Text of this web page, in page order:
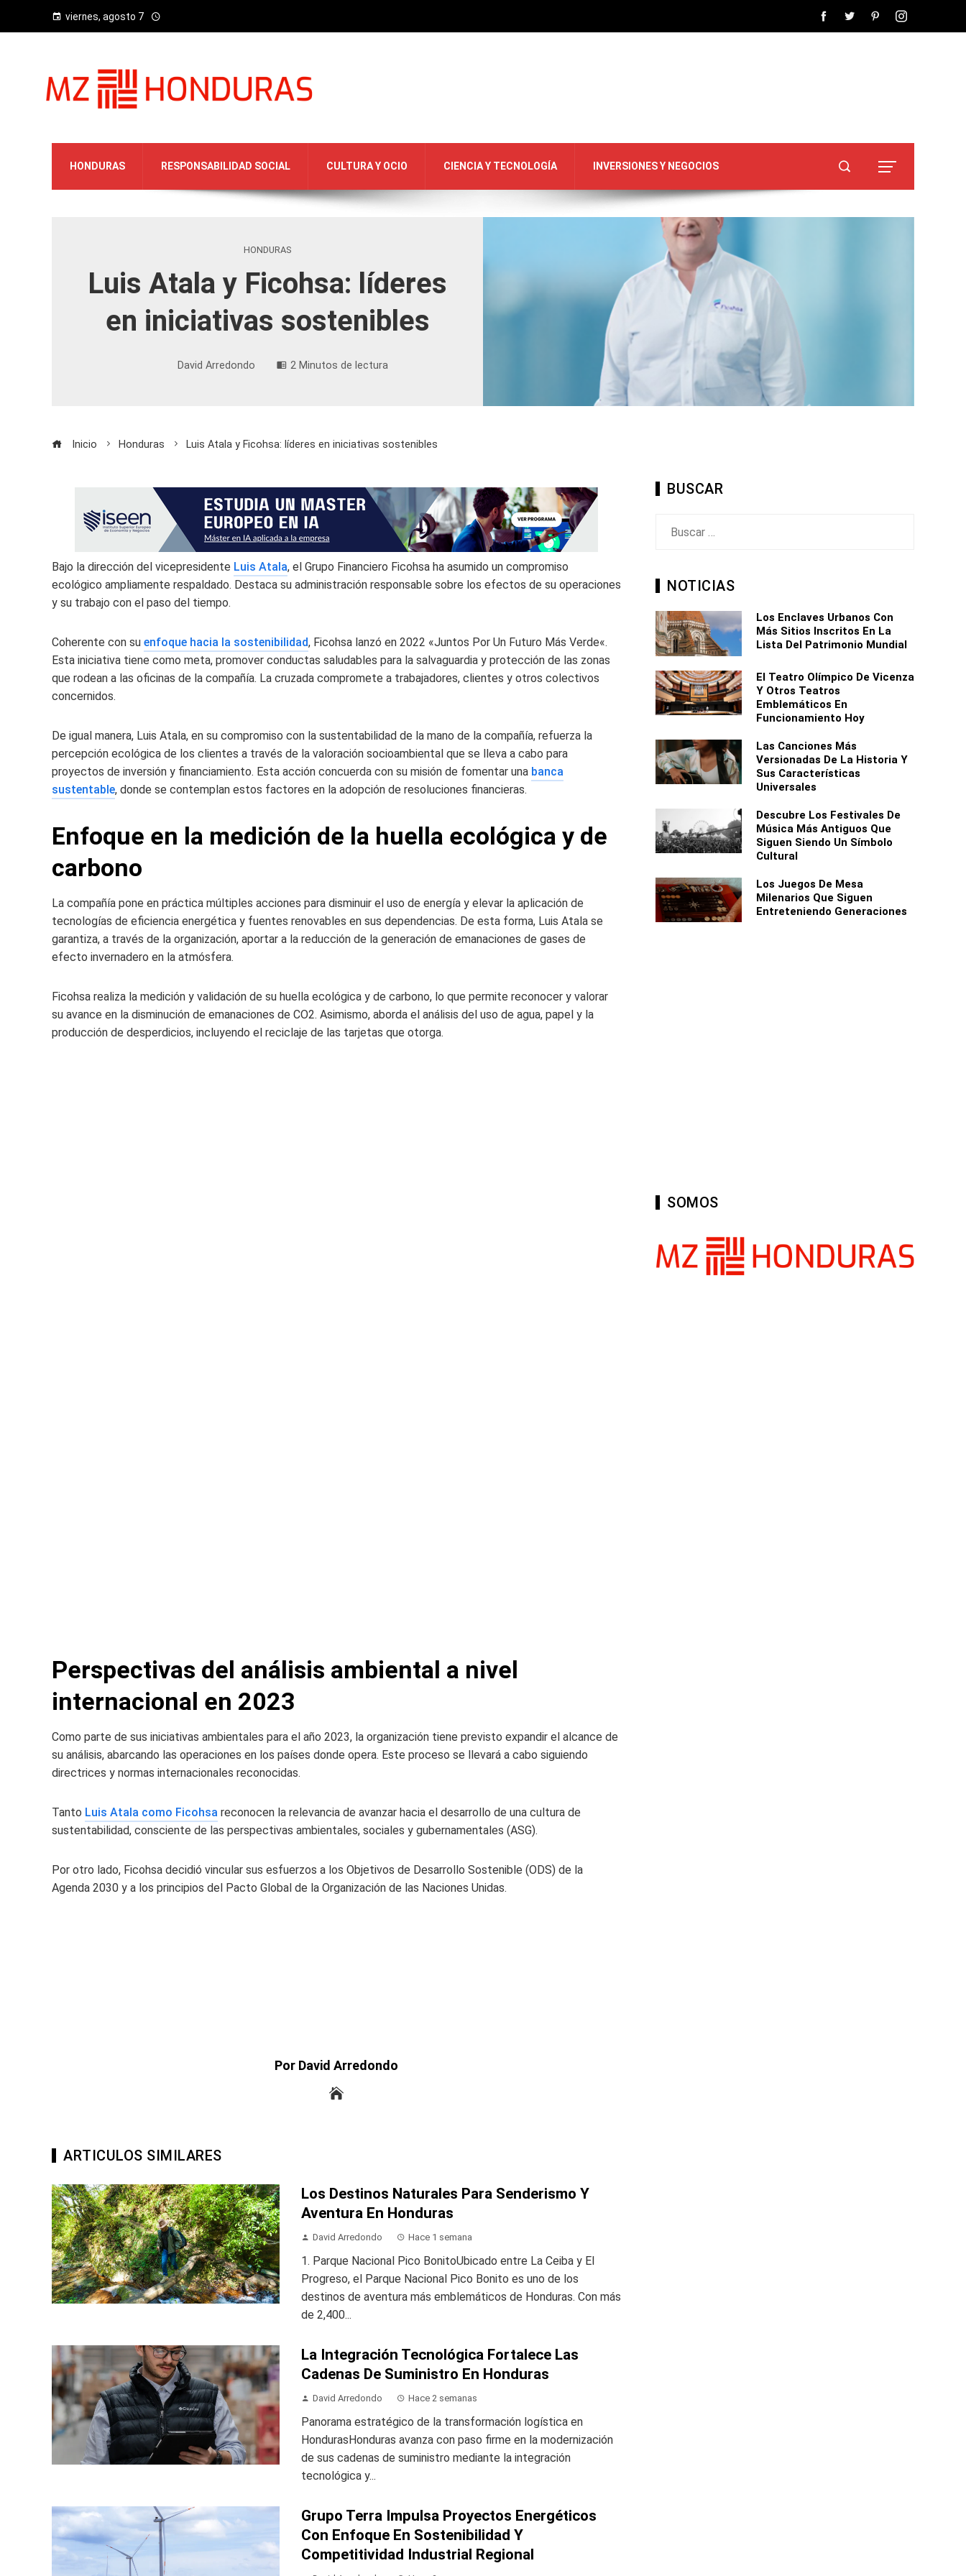
viernes, agosto 7
HONDURAS RESPONSABILIDAD SOCIAL CULTURA Y OCIO CIENCIA Y TECNOLOGÍA INVERSIONES Y NEGOCIOS
HONDURAS
Luis Atala y Ficohsa: líderes
en iniciativas sostenibles
David Arredondo 2 Minutos de lectura
Inicio Honduras Luis Atala y Ficohsa: líderes en iniciativas sostenibles
Bajo la dirección del vicepresidente Luis Atala, el Grupo Financiero Ficohsa ha asumido un compromiso
ecológico ampliamente respaldado. Destaca su administración responsable sobre los efectos de su operaciones
y su trabajo con el paso del tiempo.
Coherente con su enfoque hacia la sostenibilidad, Ficohsa lanzó en 2022 «Juntos Por Un Futuro Más Verde«.
Esta iniciativa tiene como meta, promover conductas saludables para la salvaguardia y protección de las zonas
que rodean a las oficinas de la compañía. La cruzada compromete a trabajadores, clientes y otros colectivos
concernidos.
De igual manera, Luis Atala, en su compromiso con la sustentabilidad de la mano de la compañía, refuerza la
percepción ecológica de los clientes a través de la valoración socioambiental que se lleva a cabo para
proyectos de inversión y financiamiento. Esta acción concuerda con su misión de fomentar una banca
sustentable, donde se contemplan estos factores en la adopción de resoluciones financieras.
Enfoque en la medición de la huella ecológica y de
carbono
La compañía pone en práctica múltiples acciones para disminuir el uso de energía y elevar la aplicación de
tecnologías de eficiencia energética y fuentes renovables en sus dependencias. De esta forma, Luis Atala se
garantiza, a través de la organización, aportar a la reducción de la generación de emanaciones de gases de
efecto invernadero en la atmósfera.
Ficohsa realiza la medición y validación de su huella ecológica y de carbono, lo que permite reconocer y valorar
su avance en la disminución de emanaciones de CO2. Asimismo, aborda el análisis del uso de agua, papel y la
producción de desperdicios, incluyendo el reciclaje de las tarjetas que otorga.
Perspectivas del análisis ambiental a nivel
internacional en 2023
Como parte de sus iniciativas ambientales para el año 2023, la organización tiene previsto expandir el alcance de
su análisis, abarcando las operaciones en los países donde opera. Este proceso se llevará a cabo siguiendo
directrices y normas internacionales reconocidas.
Tanto Luis Atala como Ficohsa reconocen la relevancia de avanzar hacia el desarrollo de una cultura de
sustentabilidad, consciente de las perspectivas ambientales, sociales y gubernamentales (ASG).
Por otro lado, Ficohsa decidió vincular sus esfuerzos a los Objetivos de Desarrollo Sostenible (ODS) de la
Agenda 2030 y a los principios del Pacto Global de la Organización de las Naciones Unidas.
Por David Arredondo
ARTICULOS SIMILARES
Los Destinos Naturales Para Senderismo Y
Aventura En Honduras
David Arredondo Hace 1 semana
1. Parque Nacional Pico BonitoUbicado entre La Ceiba y El
Progreso, el Parque Nacional Pico Bonito es uno de los
destinos de aventura más emblemáticos de Honduras. Con más
de 2,400...
La Integración Tecnológica Fortalece Las
Cadenas De Suministro En Honduras
David Arredondo Hace 2 semanas
Panorama estratégico de la transformación logística en
HondurasHonduras avanza con paso firme en la modernización
de sus cadenas de suministro mediante la integración
tecnológica y...
Grupo Terra Impulsa Proyectos Energéticos
Con Enfoque En Sostenibilidad Y
Competitividad Industrial Regional
BUSCAR
NOTICIAS
Los Enclaves Urbanos Con
Más Sitios Inscritos En La
Lista Del Patrimonio Mundial
El Teatro Olímpico De Vicenza
Y Otros Teatros
Emblemáticos En
Funcionamiento Hoy
Las Canciones Más
Versionadas De La Historia Y
Sus Características
Universales
Descubre Los Festivales De
Música Más Antiguos Que
Siguen Siendo Un Símbolo
Cultural
Los Juegos De Mesa
Milenarios Que Siguen
Entreteniendo Generaciones
SOMOS